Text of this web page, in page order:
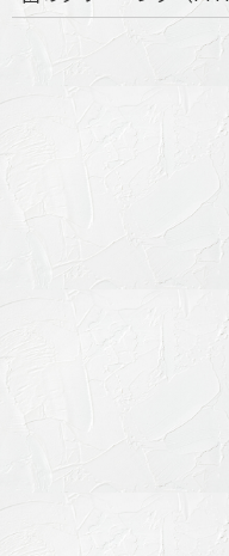
● 表側矯正 ～ ス
表側矯正は、最も一般的
とワイヤーを装着して歯
いうデメリットはあるも
症例に対応可能です。当
いセラミックブラケット
択でき、見た目への配慮